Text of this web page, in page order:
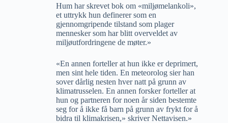
Hum har skrevet bok om «miljømelankoli»,
et uttrykk hun definerer som en
gjennomgripende tilstand som plager
mennesker som har blitt overveldet av
miljøutfordringene de møter.»
«En annen forteller at hun ikke er deprimert,
men sint hele tiden. En meteorolog sier han
sover dårlig nesten hver natt på grunn av
klimatrusselen. En annen forsker forteller at
hun og partneren for noen år siden bestemte
seg for å ikke få barn på grunn av frykt for å
bidra til klimakrisen,» skriver Nettavisen.»